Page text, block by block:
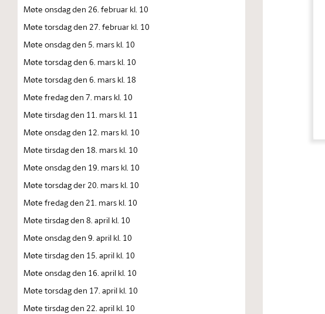
Møte onsdag den 26. februar kl. 10
Møte torsdag den 27. februar kl. 10
Møte onsdag den 5. mars kl. 10
Møte torsdag den 6. mars kl. 10
Møte torsdag den 6. mars kl. 18
Møte fredag den 7. mars kl. 10
Møte tirsdag den 11. mars kl. 11
Møte onsdag den 12. mars kl. 10
Møte tirsdag den 18. mars kl. 10
Møte onsdag den 19. mars kl. 10
Møte torsdag der 20. mars kl. 10
Møte fredag den 21. mars kl. 10
Møte tirsdag den 8. april kl. 10
Møte onsdag den 9. april kl. 10
Møte tirsdag den 15. april kl. 10
Møte onsdag den 16. april kl. 10
Møte torsdag den 17. april kl. 10
Møte tirsdag den 22. april kl. 10